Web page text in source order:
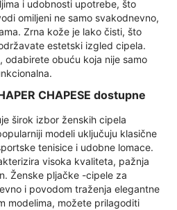
i udobnosti upotrebe, što
omiljeni ne samo svakodnevno,
Zrna kože je lako čisti, što
estetski izgled cipela.
odabirete obuću koja nije samo
CHAPESE dostupne
širok izbor ženskih cipela
modeli uključuju klasične
tenisice i udobne lomace.
visoka kvaliteta, pažnja
Ženske pljačke -cipele za
i povodom traženja elegantne
modelima, možete prilagoditi